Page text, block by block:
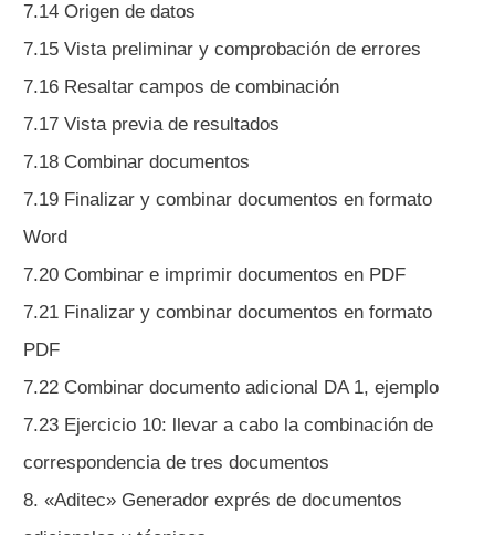
7.14 Origen de datos
7.15 Vista preliminar y comprobación de errores
7.16 Resaltar campos de combinación
7.17 Vista previa de resultados
7.18 Combinar documentos
7.19 Finalizar y combinar documentos en formato
Word
7.20 Combinar e imprimir documentos en PDF
7.21 Finalizar y combinar documentos en formato
PDF
7.22 Combinar documento adicional DA 1, ejemplo
7.23 Ejercicio 10: llevar a cabo la combinación de
correspondencia de tres documentos
8. «Aditec» Generador exprés de documentos